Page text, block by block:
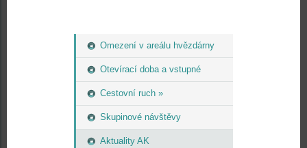
Omezení v areálu hvězdárny
Otevírací doba a vstupné
Cestovní ruch »
Skupinové návštěvy
Aktuality AK